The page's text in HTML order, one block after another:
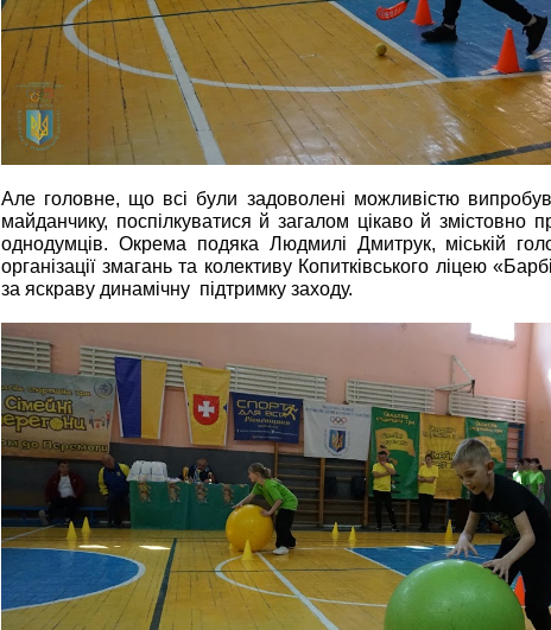
Але головне, що всі були задоволені можливістю
майданчику, поспілкуватися й загалом цікаво й змістовно
однодумців. Окрема подяка Людмилі Дмитрук, міській
організації змагань та колективу Копитківського ліцею
за яскраву динамічну підтримку заходу.